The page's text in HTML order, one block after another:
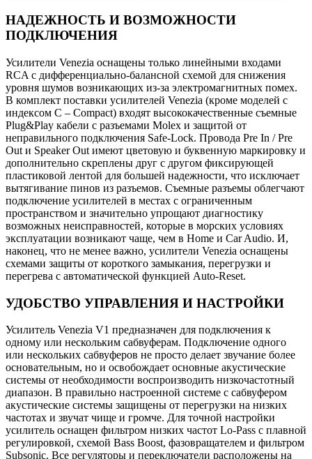
НАДЕЖНОСТЬ И ВОЗМОЖНОСТИ
ПОДКЛЮЧЕНИЯ
Усилители Venezia оснащены только линейными входами
RCA с дифференциально-балансной схемой для снижения
уровня шумов возникающих из-за электромагнитных помех.
В комплект поставки усилителей Venezia (кроме моделей с
индексом C – Compact) входят высококачественные съемные
Plug&Play кабели с разъемами Molex и защитой от
неправильного подключения Safe-Lock. Провода Pre In / Pre
Out и Speaker Out имеют цветовую и буквенную маркировку и
дополнительно скреплены друг с другом фиксирующей
пластиковой лентой для большей надежности, что исключает
вытягивание пинов из разъемов. Съемные разъемы облегчают
подключение усилителей в местах с ограниченным
пространством и значительно упрощают диагностику
возможных неисправностей, которые в морских условиях
эксплуатации возникают чаще, чем в Home и Car Audio. И,
наконец, что не менее важно, усилители Venezia оснащены
схемами защиты от короткого замыкания, перегрузки и
перегрева с автоматической функцией Auto-Reset.
УДОБСТВО УПРАВЛЕНИЯ И НАСТРОЙКИ
Усилитель Venezia V1 предназначен для подключения к
одному или нескольким сабвуферам. Подключение одного
или нескольких сабвуферов не просто делает звучание более
основательным, но и освобождает основные акустические
системы от необходимости воспроизводить низкочастотный
диапазон. В правильно настроенной системе с сабвуфером
акустические системы защищены от перегрузки на низких
частотах и звучат чище и громче. Для точной настройки
усилитель оснащен фильтром низких частот Lo-Pass с плавной
регулировкой, схемой Bass Boost, фазовращателем и фильтром
Subsonic. Все регуляторы и переключатели расположены на